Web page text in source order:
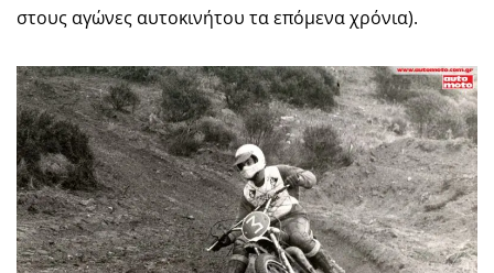
στους αγώνες αυτοκινήτου τα επόμενα χρόνια).